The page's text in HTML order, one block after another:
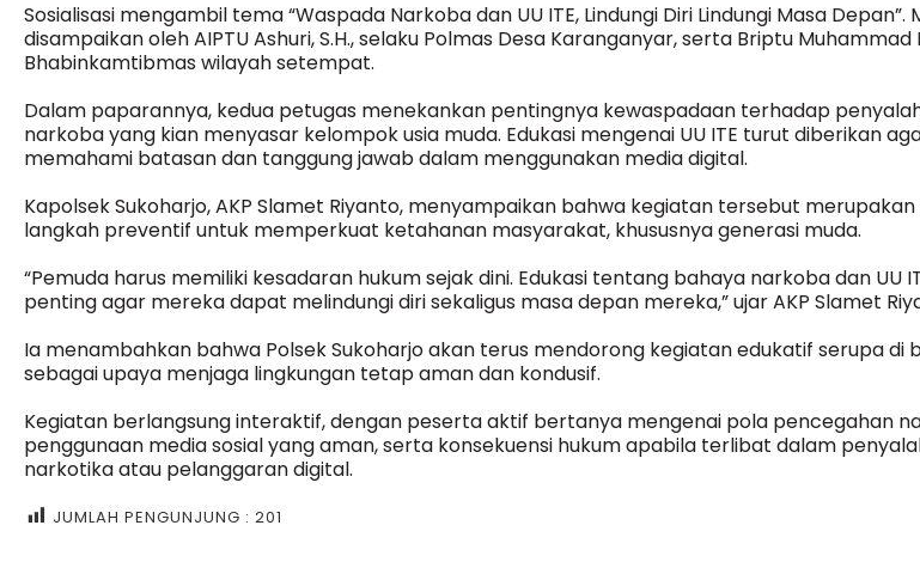
Sosialisasi mengambil tema “Waspada Narkoba dan UU ITE, Lindungi Diri Lindungi Masa Depan”.
disampaikan oleh AIPTU Ashuri, S.H., selaku Polmas Desa Karanganyar, serta Briptu Muhammad
Bhabinkamtibmas wilayah setempat.
Dalam paparannya, kedua petugas menekankan pentingnya kewaspadaan terhadap
narkoba yang kian menyasar kelompok usia muda. Edukasi mengenai UU ITE turut diberikan
memahami batasan dan tanggung jawab dalam menggunakan media digital.
Kapolsek Sukoharjo, AKP Slamet Riyanto, menyampaikan bahwa kegiatan tersebut
langkah preventif untuk memperkuat ketahanan masyarakat, khususnya generasi muda.
“Pemuda harus memiliki kesadaran hukum sejak dini. Edukasi tentang bahaya narkoba dan UU
penting agar mereka dapat melindungi diri sekaligus masa depan mereka,” ujar AKP Slamet
Ia menambahkan bahwa Polsek Sukoharjo akan terus mendorong kegiatan edukatif serupa di
sebagai upaya menjaga lingkungan tetap aman dan kondusif.
Kegiatan berlangsung interaktif, dengan peserta aktif bertanya mengenai pola pencegahan
penggunaan media sosial yang aman, serta konsekuensi hukum apabila terlibat dalam
narkotika atau pelanggaran digital.
JUMLAH PENGUNJUNG : 201